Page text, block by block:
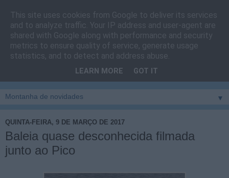
Cais do Pico
Blog sobre um pouco de tudo relacionado com a ilha
vila e ao concelho de São Roque do Pico
▼
QUINTA-FEIRA, 9 DE MARÇO DE 2017
Baleia quase desconhecida filmada
junto ao Pico
This site uses cookies from Google to deliver its services
and to analyze traffic. Your IP address and user-agent are
shared with Google along with performance and security
metrics to ensure quality of service, generate usage
statistics, and to detect and address abuse.
LEARN MORE GOT IT